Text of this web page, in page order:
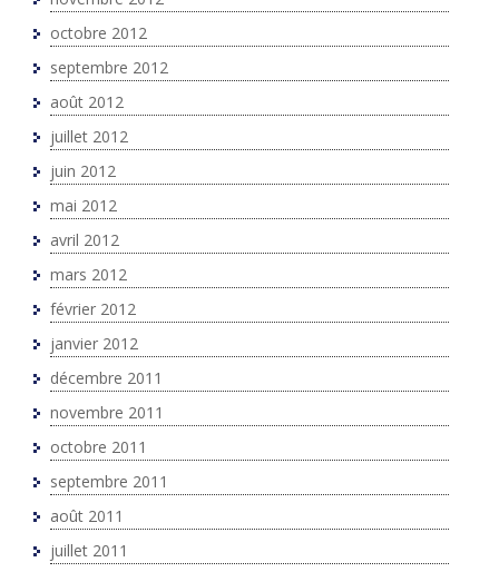
octobre 2012
septembre 2012
août 2012
juillet 2012
juin 2012
mai 2012
avril 2012
mars 2012
février 2012
janvier 2012
décembre 2011
novembre 2011
octobre 2011
septembre 2011
août 2011
juillet 2011